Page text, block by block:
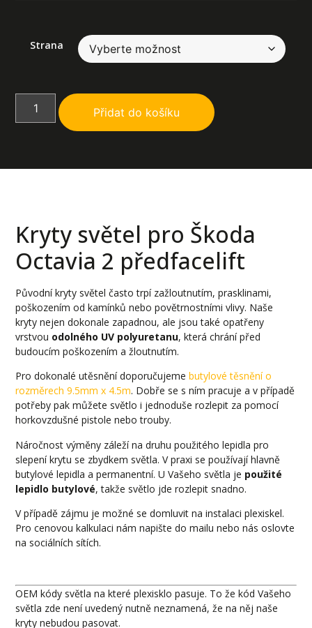
Strana
Přidat do košíku
Kryty světel pro Škoda
Octavia 2 předfacelift
Původní kryty světel často trpí zažloutnutím, prasklinami,
poškozením od kamínků nebo povětrnostními vlivy. Naše
kryty nejen dokonale zapadnou, ale jsou také opatřeny
vrstvou odolného UV polyuretanu, která chrání před
budoucím poškozením a žloutnutím.
Pro dokonalé utěsnění doporučujemebutylové těsnění o
rozměrech 9.5mm x 4.5m. Dobře se s ním pracuje a v případě
potřeby pak můžete světlo i jednoduše rozlepit za pomocí
horkovzdušné pistole nebo trouby.
Náročnost výměny záleží na druhu použitého lepidla pro
slepení krytu se zbydkem světla. V praxi se používají hlavně
butylové lepidla a permanentní. U Vašeho světla je použité
lepidlo butylové, takže světlo jde rozlepit snadno.
V případě zájmu je možné se domluvit na instalaci plexiskel.
Pro cenovou kalkulaci nám napište do mailu nebo nás oslovte
na sociálních sítích.
OEM kódy světla na které plexisklo pasuje. To že kód Vašeho
světla zde není uvedený nutně neznamená, že na něj naše
kryty nebudou pasovat.